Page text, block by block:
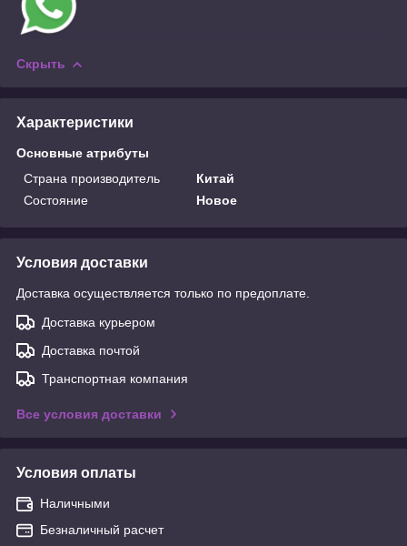
Скрыть
Характеристики
Основные атрибуты
Страна производитель
Китай
Состояние
Новое
Условия доставки
Доставка осуществляется только по предоплате.
Доставка курьером
Доставка почтой
Транспортная компания
Все условия доставки
Условия оплаты
Наличными
Безналичный расчет